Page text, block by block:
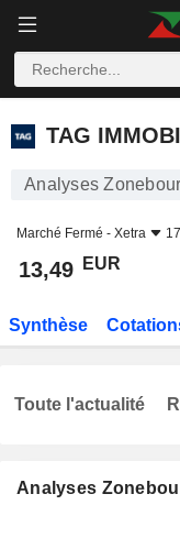
TAG IMMOBILIEN
TAG
Analyses
Marché Fermé - Xetra
13,49 EUR
Synthèse
Analyses
Toute l'actualité